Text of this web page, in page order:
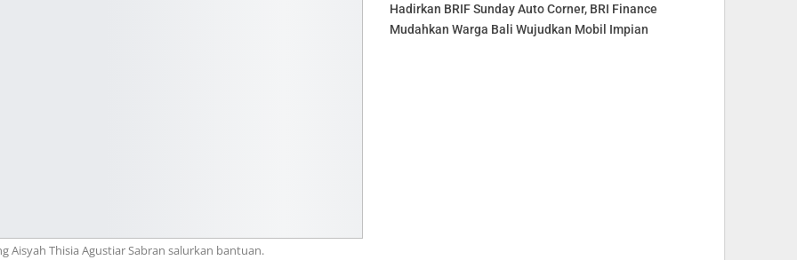
Aisyah Thisia Agustiar Sabran salurkan bantuan.
Hadirkan BRIF Sunday Auto Corner, BRI Finance
Mudahkan Warga Bali Wujudkan Mobil Impian